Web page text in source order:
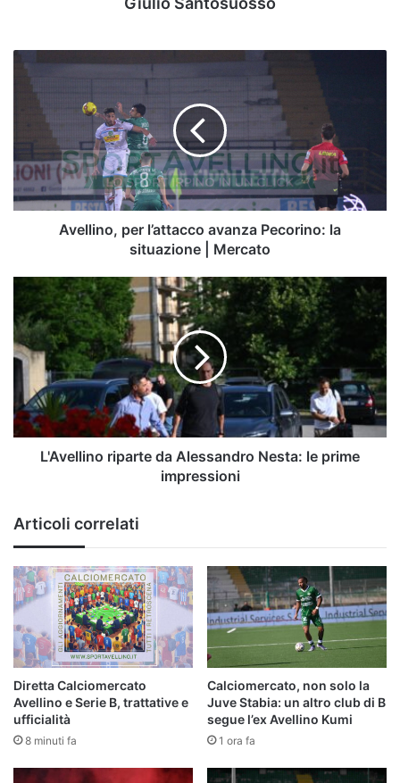
Avellino,
per
l’attacco
avanza
Pecorino:
situazione
|
Mercato
Avellino, per l’attacco avanza Pecorino: la
situazione | Mercato
L'Avellino
riparte
da
Alessandro
Nesta:
prime
impressioni
L'Avellino riparte da Alessandro Nesta: le prime
impressioni
Articoli correlati
Diretta Calciomercato
Avellino e Serie B, trattative e
ufficialità
8 minuti fa
Calciomercato, non solo la
Juve Stabia: un altro club di B
segue l’ex Avellino Kumi
1 ora fa